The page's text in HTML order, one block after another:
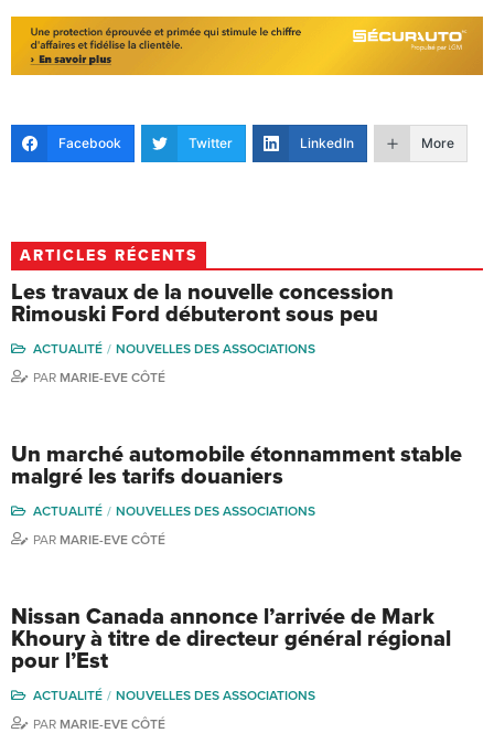
Facebook Twitter LinkedIn More
ARTICLES RÉCENTS
Les travaux de la nouvelle concession
Rimouski Ford débuteront sous peu
ACTUALITÉ
NOUVELLES DES ASSOCIATIONS
PAR MARIE-EVE CÔTÉ
Un marché automobile étonnamment stable
malgré les tarifs douaniers
ACTUALITÉ
NOUVELLES DES ASSOCIATIONS
PAR MARIE-EVE CÔTÉ
Nissan Canada annonce l’arrivée de Mark
Khoury à titre de directeur général régional
pour l’Est
ACTUALITÉ
NOUVELLES DES ASSOCIATIONS
PAR MARIE-EVE CÔTÉ